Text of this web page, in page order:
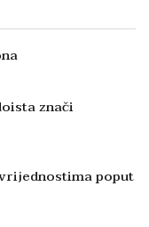
znači
poput